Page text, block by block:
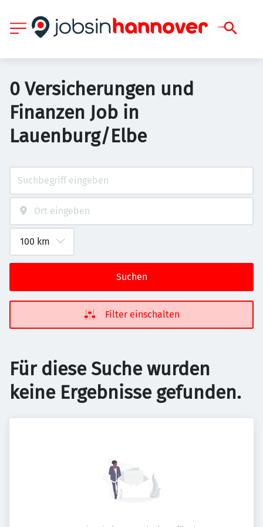
0 Versicherungen und
Finanzen Job in
Lauenburg/Elbe
Suchen
Filter einschalten
Für diese Suche wurden
keine Ergebnisse gefunden.